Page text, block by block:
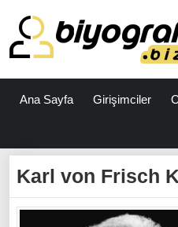
Ana Sayfa Girişimciler
Karl von Frisch